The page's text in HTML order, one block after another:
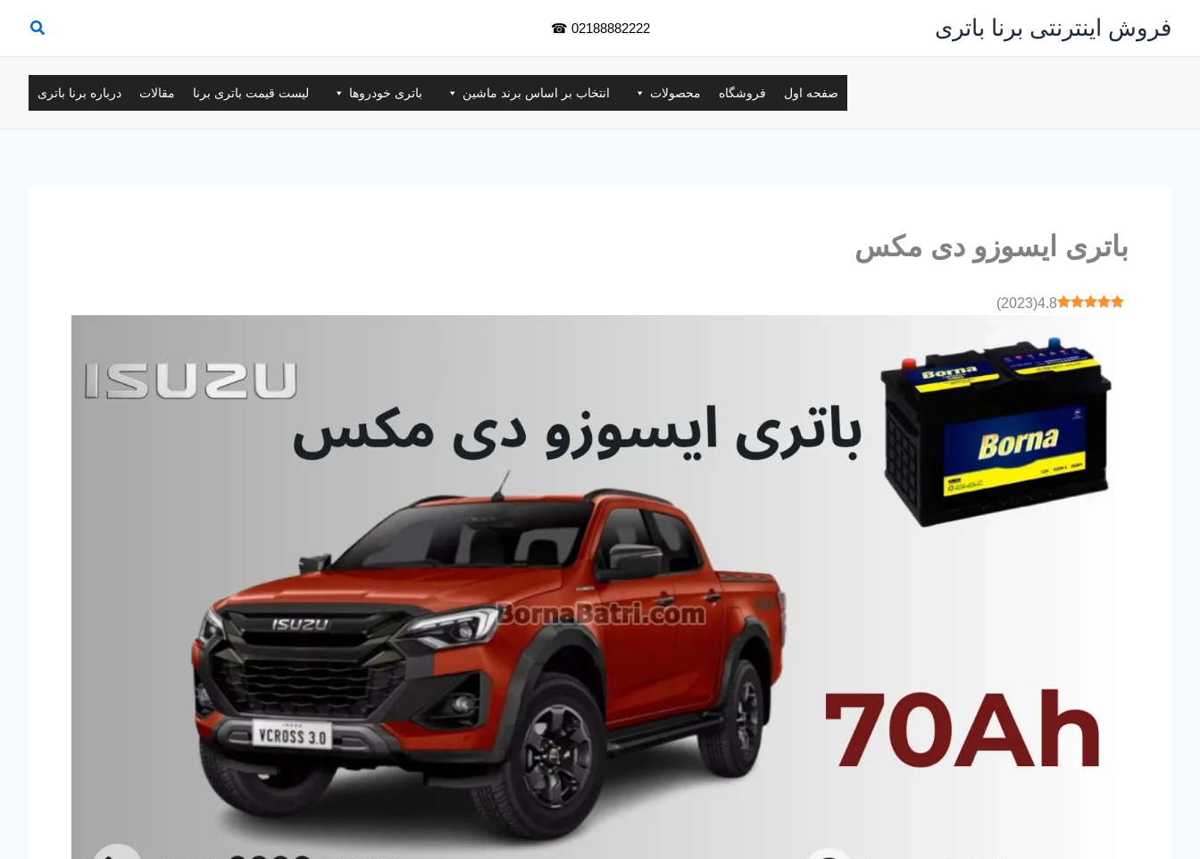
محتوا
فروش اینترنتی برنا باتری 02188882222
☎
صفحه اول فروشگاه محصولات انتخاب بر اساس برند ماشین باتری خودروها لیست قیمت باتری برنا مقالات درباره برنا باتری
باتری ایسوزو دی مکس
4.8
(
2023
)